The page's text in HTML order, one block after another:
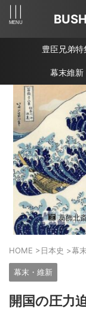
豊臣兄弟特
幕末維新
葛飾北
HOME >日本史 >幕
幕末・維新
開国の圧力